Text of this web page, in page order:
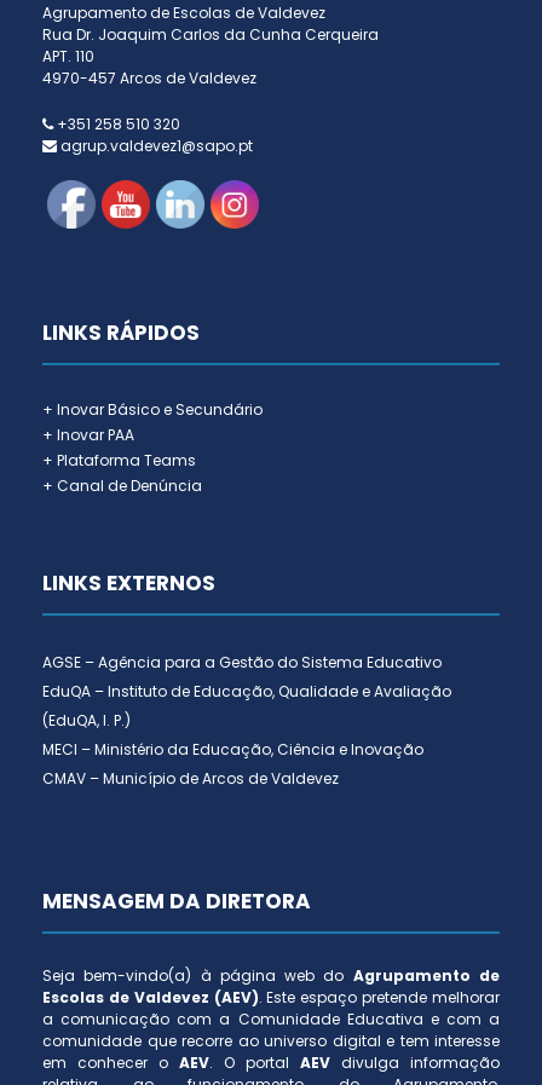
Agrupamento de Escolas de Valdevez
Rua Dr. Joaquim Carlos da Cunha Cerqueira
APT. 110
4970-457 Arcos de Valdevez
+351 258 510 320
agrup.valdevez1@sapo.pt
LINKS RÁPIDOS
+ Inovar Básico e Secundário
+ Inovar PAA
+ Plataforma Teams
+ Canal de Denúncia
LINKS EXTERNOS
AGSE – Agência para a Gestão do Sistema Educativo
EduQA – Instituto de Educação, Qualidade e Avaliação
(EduQA, I. P.)
MECI – Ministério da Educação, Ciência e Inovação
CMAV – Município de Arcos de Valdevez
MENSAGEM DA DIRETORA
Seja bem-vindo(a) à página web do Agrupamento de
Escolas de Valdevez (AEV). Este espaço pretende melhorar
a comunicação com a Comunidade Educativa e com a
comunidade que recorre ao universo digital e tem interesse
em conhecer o AEV. O portal AEV divulga informação